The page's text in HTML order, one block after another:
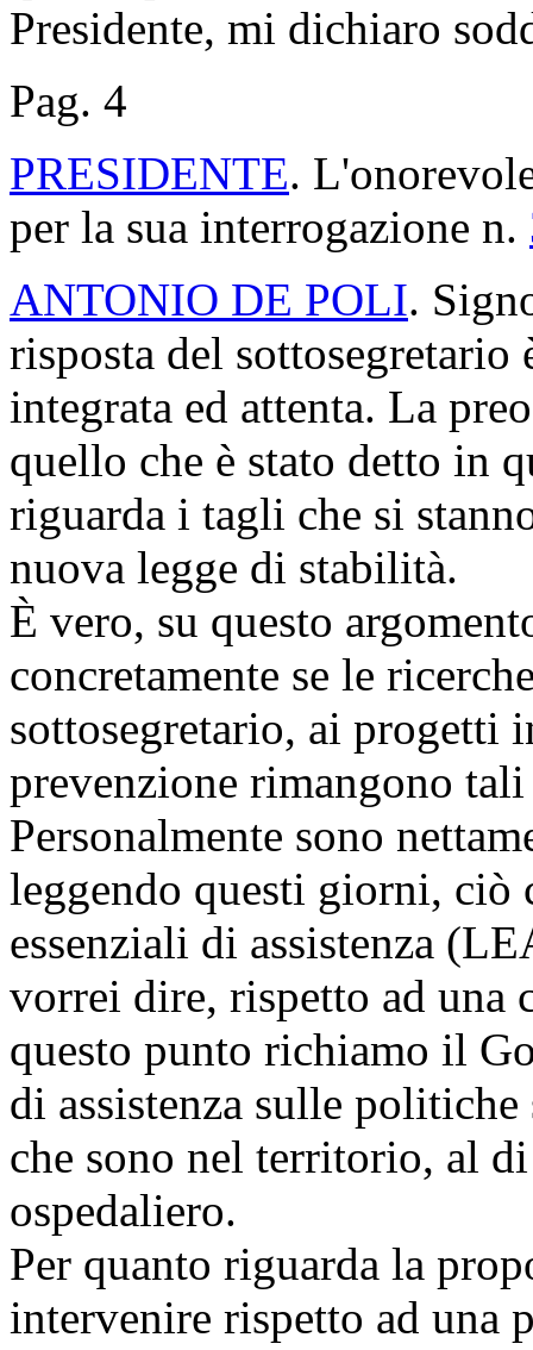
Presidente, mi dichiaro
Pag. 4
PRESIDENTE.
per la sua interrogazione n.
ANTONIO DE POLI.
risposta del sottosegretario
integrata ed attenta. La
quello che è stato detto in
riguarda i tagli che si
nuova legge di stabilità.
È vero, su questo
concretamente se le
sottosegretario, ai progetti
prevenzione rimangono
Personalmente sono
leggendo questi giorni,
essenziali di assistenza
vorrei dire, rispetto ad una
questo punto richiamo il
di assistenza sulle
che sono nel territorio, al
ospedaliero.
Per quanto riguarda la
intervenire rispetto ad una